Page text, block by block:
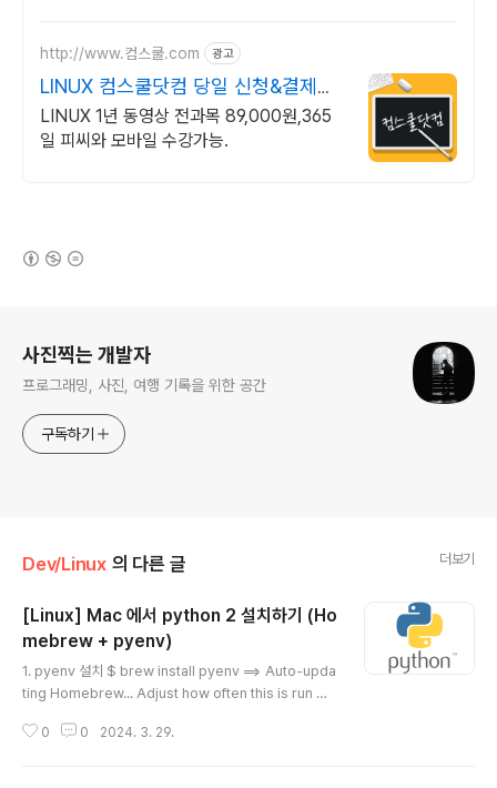
http://www.컴스쿨.com 광고
LINUX 컴스쿨닷컴 당일 신청&결제시
기프티콘!
LINUX 1년 동영상 전과목 89,000원,365
일 피씨와 모바일 수강가능.
사진찍는 개발자
프로그래밍, 사진, 여행 기록을 위한 공간
구독하기
Dev/Linux 의 다른 글 더보기
[Linux] Mac 에서 python 2 설치하기 (Ho
mebrew + pyenv)
1. pyenv 설치 $ brew install pyenv ==> Auto-upda
ting Homebrew... Adjust how often this is run wit
with HOMEBREW_NO_AUTO_UPDATE. Hide thes
0 0 2024. 3. 29.